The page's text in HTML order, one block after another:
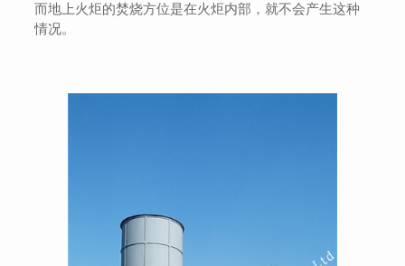
而地上火炬的焚烧方位是在火炬内部，就不会产生这种
情况。